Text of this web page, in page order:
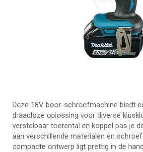
Deze 18V boor-schroefmachine biedt
draadloze oplossing voor diverse
verstelbaar toerental en koppel pas je
aan verschillende materialen en
compacte ontwerp ligt prettig in de